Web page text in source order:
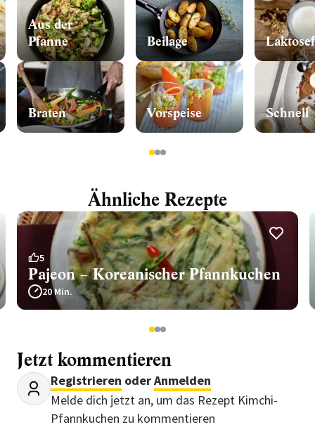
Aus der
Pfanne
Braten
Beilage
Vorspeise Schnell
123
Ähnliche Rezepte
5
Pajeon – Koreanischer Pfannkuchen
20 Min.
123
Jetzt kommentieren
Registrieren oderAnmelden
Melde dich jetzt an, um das Rezept Kimchi-
Pfannkuchen zu kommentieren